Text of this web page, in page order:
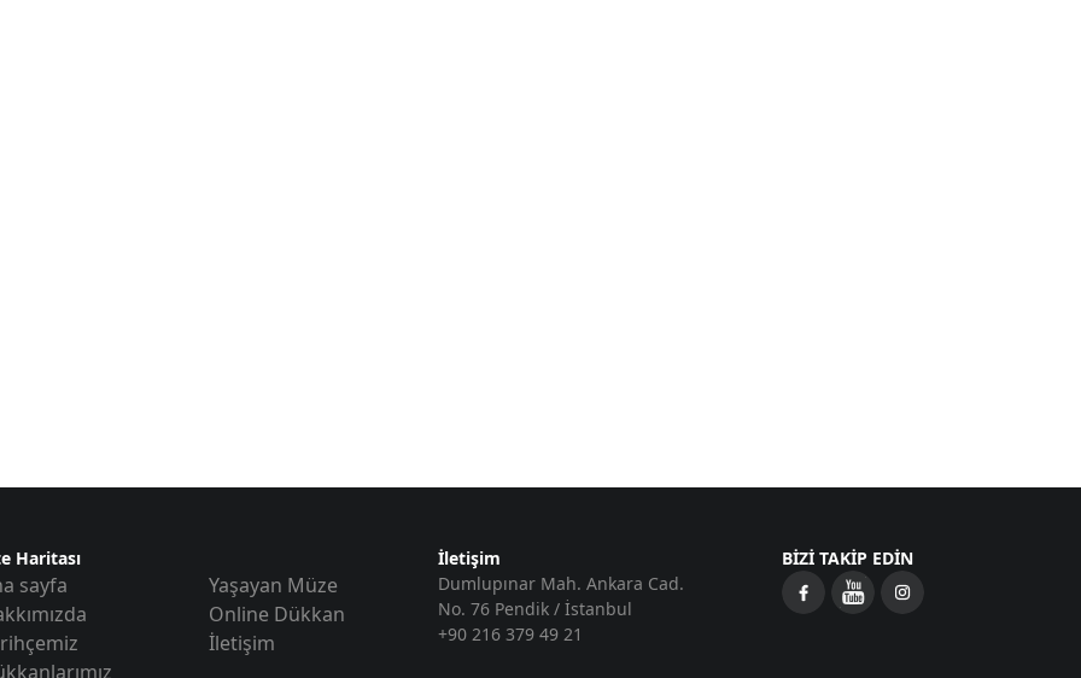
Haritası
sayfa
Yaşayan Müze
Online Dükkan
İletişim
İletişim
Dumlupınar Mah. Ankara Cad.
No. 76 Pendik / İstanbul
+90 216 379 49 21
BİZİ TAKİP EDİN